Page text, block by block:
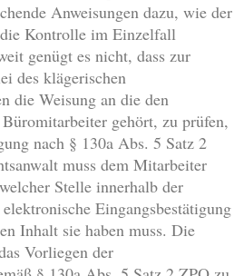
Anweisungen dazu, wie der
Kontrolle im Einzelfall
genügt es nicht, dass zur
des klägerischen
die Weisung an die den
gehört, zu prüfen,
nach § 130a Abs. 5 Satz 2
muss dem Mitarbeiter
Stelle innerhalb der
Eingangsbestätigung
Inhalt sie haben muss. Die
Vorliegen der